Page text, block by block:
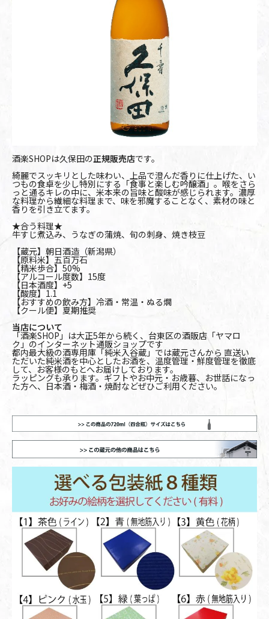
酒楽SHOPは久保田の正規販売店です。
綺麗でスッキリとした味わい、上品で澄んだ香りに仕上げた、い
つもの食卓を少し特別にする「食事と楽しむ吟醸酒」。喉をさら
っと通るキレの中に、米本来の旨味と酸味が感じられます。濃厚
な料理から繊細な料理まで、味を邪魔することなく、素材の味と
香りを引き立てます。
★合う料理★
牛すじ煮込み、うなぎの蒲焼、旬の刺身、焼き枝豆
【蔵元】朝日酒造（新潟県）
【原料米】五百万石
【精米歩合】50%
【アルコール度数】15度
【日本酒度】+5
【酸度】1.1
【おすすめの飲み方】冷酒・常温・ぬる燗
【クール便】夏期推奨
当店について
「酒楽SHOP」は大正5年から続く、台東区の酒販店「ヤマロ
ク」のインターネット通販ショップです
都内最大級の酒専用庫「純米入谷蔵」では蔵元さんから 直送い
ただいた純米酒を中心としたお酒を、温度管理・鮮度管理を徹底
して、お客様のもとへお届けしております。
ラッピングも承ります。ギフトやお中元・お歳暮、お世話になっ
た方へ、日本酒・梅酒・焼酎などぜひご利用ください。